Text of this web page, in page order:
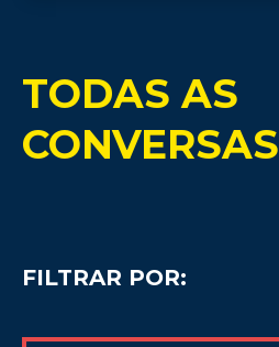
TODAS AS
CONVERSAS
FILTRAR POR: